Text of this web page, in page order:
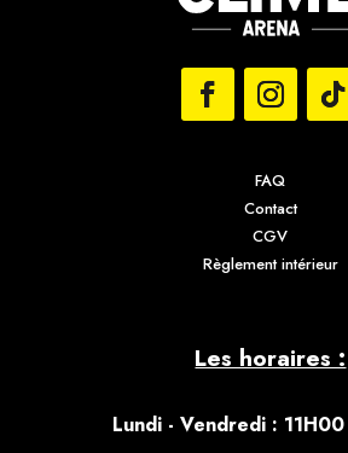
FAQ
Contact
CGV
Règlement intérieur
Les horaires :
Lundi - Vendredi :